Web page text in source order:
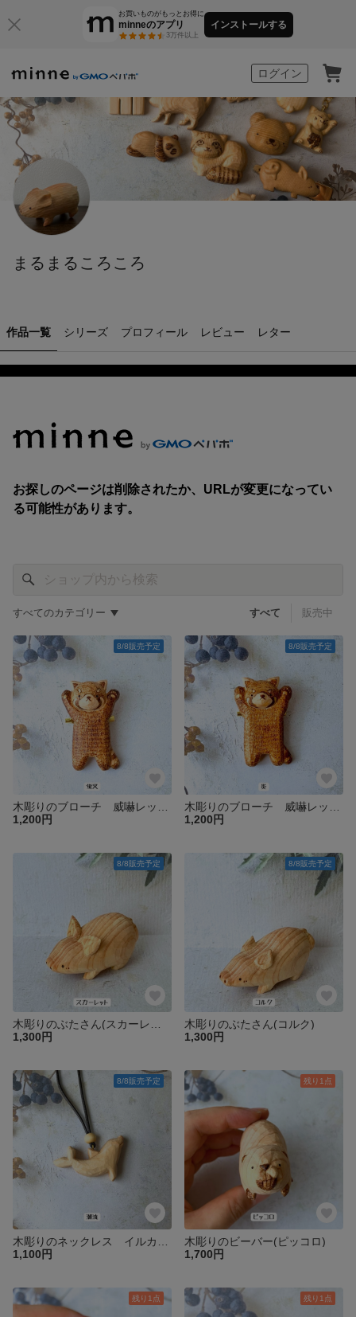
お買いものがもっとお得に
minneのアプリ
3万件以上
インストールする
ログイン
まるまるころころ
作品一覧 シリーズ プロフィール レビュー レター
すべてのカテゴリー すべて 販売中
8/8販売予定
1,200円
8/8販売予定
1,200円
8/8販売予定
1,300円
8/8販売予定
木彫りのぶたさん(コルク)
1,300円
8/8販売予定
1,100円
残り1点
木彫りのビーバー(ピッコロ)
1,700円
残り1点 残り1点